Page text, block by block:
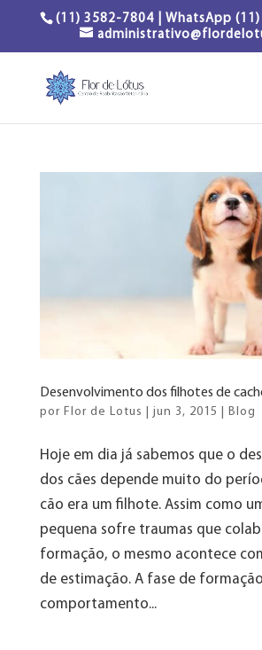
(11) 3582-7804 | WhatsApp
Desenvolvimento dos filhotes de
por Flor de Lotus jun 3, 2015 Blog
Hoje em dia já sabemos que o
dos cães depende muito do
cão era um filhote. Assim como
pequena sofre traumas que
formação, o mesmo acontece
de estimação. A fase de
comportamento...